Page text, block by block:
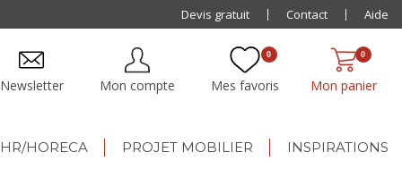
Mon panier
0
Mes favoris
0
Mon compte
Newsletter
HORECA PROJET MOBILIER INSPIRATIONS
Paiement jusqu'à48x
Devis gratuit Contact Aide